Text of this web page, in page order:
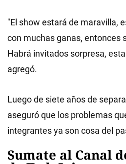
"El show estará de maravilla,
con muchas ganas, entonces
Habrá invitados sorpresa,
agregó.
Luego de siete años de
aseguró que los problemas
integrantes ya son cosa del
Sumate al Canal